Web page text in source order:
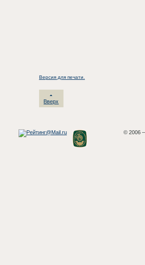
Версия для печати.
Вверх
© 2006